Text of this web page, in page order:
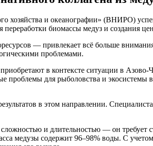
и океанографии» (ВНИРО)
биомассы медуз и создания
— привлекает всё больше
проблемами.
в контексте ситуации в
проблемы для рыболовства и
в этом направлении.
и длительностью — он
медузы содержит 96–98% воды. С